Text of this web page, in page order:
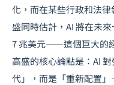
化，而在某些行政和法
盛同時估計，AI 將在未
7 兆美元——這個巨大的
高盛的核心論點是：AI
代」，而是「重新配置